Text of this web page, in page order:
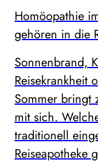
Homöopathie
gehören in die
Sonnenbrand,
Reisekrankheit
Sommer bringt
mit sich.
traditionell
Reiseapotheke